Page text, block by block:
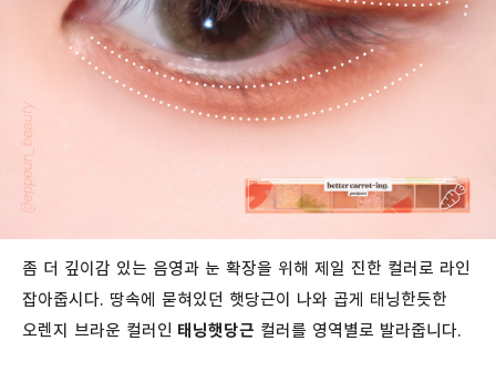
좀 더 깊이감 있는 음영과 눈 확장을 위해 제일 진한 컬러로 라인
잡아줍시다. 땅속에 묻혀있던 햇당근이 나와 곱게 태닝한듯한
오렌지 브라운 컬러인 태닝햇당근 컬러를 영역별로 발라줍니다.